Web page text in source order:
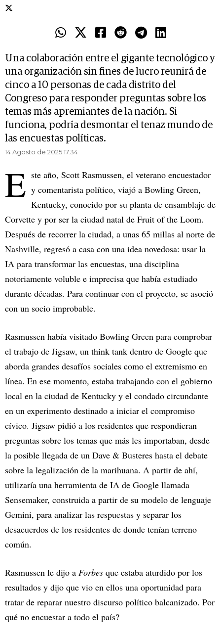
Una colaboración entre el gigante tecnológico y
una organización sin fines de lucro reunirá de
cinco a 10 personas de cada distrito del
Congreso para responder preguntas sobre los
temas más apremiantes de la nación. Si
funciona, podría desmontar el tenaz mundo de
las encuestas políticas.
14 Agosto de 2025 17.34
E ste año, Scott Rasmussen, el veterano encuestador
y comentarista político, viajó a Bowling Green,
Kentucky, conocido por su planta de ensamblaje de
Corvette y por ser la ciudad natal de Fruit of the Loom.
Después de recorrer la ciudad, a unas 65 millas al norte de
Nashville, regresó a casa con una idea novedosa: usar la
IA para transformar las encuestas, una disciplina
notoriamente voluble e imprecisa que había estudiado
durante décadas. Para continuar con el proyecto, se asoció
con un socio improbable.
Rasmussen había visitado Bowling Green para comprobar
el trabajo de Jigsaw, un think tank dentro de Google que
aborda grandes desafíos sociales como el extremismo en
línea. En ese momento, estaba trabajando con el gobierno
local en la ciudad de Kentucky y el condado circundante
en un experimento destinado a iniciar el compromiso
cívico. Jigsaw pidió a los residentes que respondieran
preguntas sobre los temas que más les importaban, desde
la posible llegada de un Dave & Busteres hasta el debate
sobre la legalización de la marihuana. A partir de ahí,
utilizaría una herramienta de IA de Google llamada
Sensemaker, construida a partir de su modelo de lenguaje
Gemini, para analizar las respuestas y separar los
desacuerdos de los residentes de donde tenían terreno
común.
Rasmussen le dijo a Forbes que estaba aturdido por los
resultados y dijo que vio en ellos una oportunidad para
tratar de reparar nuestro discurso político balcanizado. Por
qué no encuestar a todo el país?